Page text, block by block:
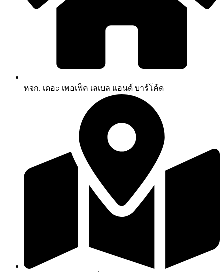
หจก. เดอะ เพอเฟ็ค เลเบล แอนด์ บาร์โค้ด